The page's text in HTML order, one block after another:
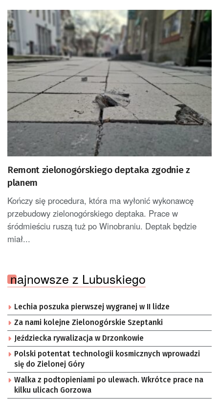
Remont zielonogórskiego deptaka zgodnie z
planem
Kończy się procedura, która ma wyłonić wykonawcę
przebudowy zielonogórskiego deptaka. Prace w
śródmieściu ruszą tuż po Winobraniu. Deptak będzie
miał...
najnowsze z Lubuskiego
Lechia poszuka pierwszej wygranej w II lidze
Za nami kolejne Zielonogórskie Szeptanki
Jeździecka rywalizacja w Drzonkowie
Polski potentat technologii kosmicznych wprowadzi
się do Zielonej Góry
Walka z podtopieniami po ulewach. Wkrótce prace na
kilku ulicach Gorzowa